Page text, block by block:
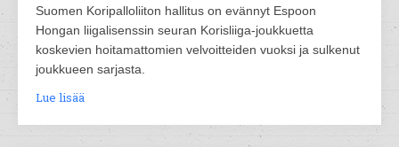
Suomen Koripalloliiton hallitus on evännyt Espoon
Hongan liigalisenssin seuran Korisliiga-joukkuetta
koskevien hoitamattomien velvoitteiden vuoksi ja sulkenut
joukkueen sarjasta.
Lue lisää